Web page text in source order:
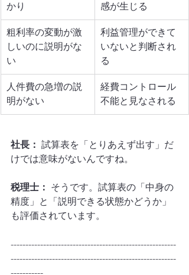
かり
感が生じる
粗利率の変動が激
しいのに説明がな
い
利益管理ができて
いないと判断され
る
人件費の急増の説
明がない
経費コントロール
不能と見なされる
社長： 試算表を「とりあえず出す」だ
けでは意味がないんですね。
税理士： そうです。試算表の「中身の
精度」と「説明できる状態かどうか」
も評価されています。
--------------------------------------------------------
--------------------------------------------------------
-----------